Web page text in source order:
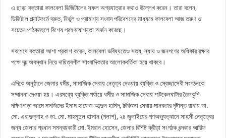
এ ছাড়া বক্তারা কালবেলা ডিজিটালের সফল অগ্রযাত্রার কথাও উল্লেখ করেন। তারা বলেন,
ডিজিটাল প্ল্যাটফর্মে দ্রুত, নির্ভুল ও প্রামাণ্য সংবাদ পরিবেশনের মাধ্যমে কালবেলা আজ তরুণ ও
সচেতন পাঠকমহলে বিশেষ গ্রহণযোগ্যতা অর্জন করেছে।
সবশেষে বক্তারা আশা প্রকাশ করেন, কালবেলা ভবিষ্যতেও সত্য, ন্যায় ও জনগণের অধিকার রক্ষার
পক্ষে দৃঢ় অবস্থান নিয়ে দায়িত্বশীল সাংবাদিকতার আলোকবর্তিকা হয়ে থাকবে।
এদিকে অনুষ্ঠানে জেলার ধর্মীয়, সামাজিক সেবায় নেতৃত্ব দেওয়ায় ব্যক্তি ও স্বেচ্ছাসেবী সংগঠনকে
সম্মাননা দেওয়া হয়। এরমধ্যে ব্যক্তি পর্যায়ে ধর্মীয় ও সামাজিক সেবায় পাটকেলঘাটার তৈলকুপি
দক্ষিণপাড়া জামে মসজিদের ইমাম হাফেজ আব্দুল হামিদ, চিকিৎসা সেবায় মানবতার দৃষ্টান্ত রাখায় ডা.
মো. এবাদুল্লাহ ও ডা. মো. মাহমুদুল হাসান (পলাশ), ২৪ জুলাইয়ের গণঅভ্যুত্থানে সাহসী নেতৃত্বের
জন্য জেলার প্রধান সমন্বয়কারী মো. ইমরান হোসেন, জেলার বিশিষ্ট ক্রীড়া সংগঠক খন্দকার আরিফ